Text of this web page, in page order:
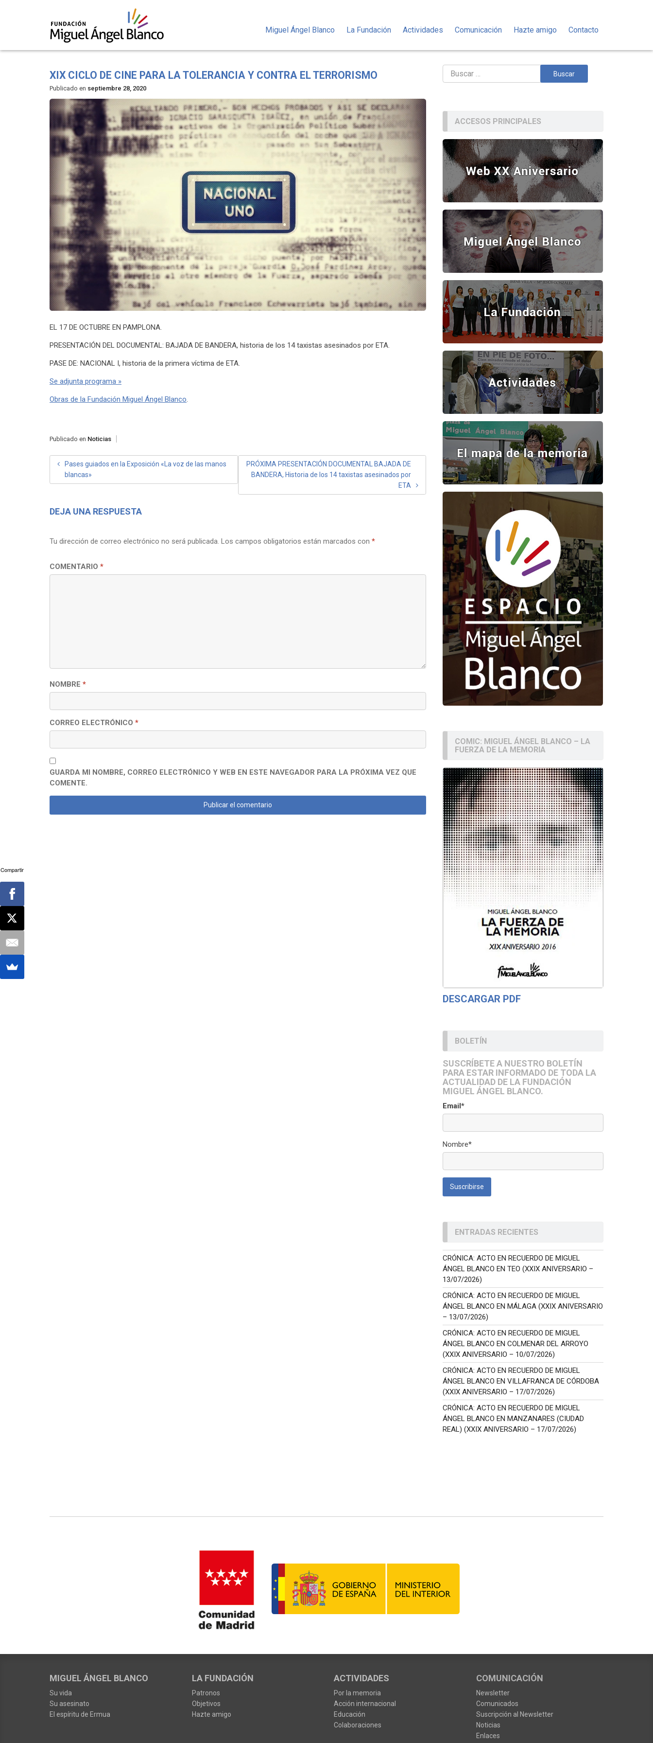
Miguel Ángel Blanco La Fundación Actividades Comunicación Hazte amigo Contacto
XIX CICLO DE CINE PARA LA TOLERANCIA Y CONTRA EL TERRORISMO
Publicado en septiembre 28, 2020
EL 17 DE OCTUBRE EN PAMPLONA.
PRESENTACIÓN DEL DOCUMENTAL: BAJADA DE BANDERA, historia de los 14 taxistas asesinados por ETA.
PASE DE: NACIONAL I, historia de la primera víctima de ETA.
Se adjunta programa »
Obras de la Fundación Miguel Ángel Blanco.
Publicado en Noticias
NAVEGACIÓN
DE
Pases guiados en la Exposición «La voz de las manos
blancas»
PRÓXIMA PRESENTACIÓN DOCUMENTAL BAJADA DE
BANDERA, Historia de los 14 taxistas asesinados por
ETA
DEJA UNA RESPUESTA
Tu dirección de correo electrónico no será publicada. Los campos obligatorios están marcados con *
COMENTARIO *
NOMBRE *
CORREO ELECTRÓNICO *
GUARDA MI NOMBRE, CORREO ELECTRÓNICO Y WEB EN ESTE NAVEGADOR PARA LA PRÓXIMA VEZ QUE
COMENTE.
Buscar:
ACCESOS PRINCIPALES
COMIC: MIGUEL ÁNGEL BLANCO – LA
FUERZA DE LA MEMORIA
DESCARGAR PDF
BOLETÍN
SUSCRÍBETE A NUESTRO BOLETÍN
PARA ESTAR INFORMADO DE TODA LA
ACTUALIDAD DE LA FUNDACIÓN
MIGUEL ÁNGEL BLANCO.
Email*
Nombre*
ENTRADAS RECIENTES
CRÓNICA: ACTO EN RECUERDO DE MIGUEL
ÁNGEL BLANCO EN TEO (XXIX ANIVERSARIO –
13/07/2026)
CRÓNICA: ACTO EN RECUERDO DE MIGUEL
ÁNGEL BLANCO EN MÁLAGA (XXIX ANIVERSARIO
– 13/07/2026)
CRÓNICA: ACTO EN RECUERDO DE MIGUEL
ÁNGEL BLANCO EN COLMENAR DEL ARROYO
(XXIX ANIVERSARIO – 10/07/2026)
CRÓNICA: ACTO EN RECUERDO DE MIGUEL
ÁNGEL BLANCO EN VILLAFRANCA DE CÓRDOBA
(XXIX ANIVERSARIO – 17/07/2026)
CRÓNICA: ACTO EN RECUERDO DE MIGUEL
ÁNGEL BLANCO EN MANZANARES (CIUDAD
REAL) (XXIX ANIVERSARIO – 17/07/2026)
MIGUEL ÁNGEL BLANCO
Su vida
Su asesinato
El espíritu de Ermua
LA FUNDACIÓN
Patronos
Objetivos
Hazte amigo
ACTIVIDADES
Por la memoria
Acción internacional
Educación
Colaboraciones
COMUNICACIÓN
Newsletter
Comunicados
Suscripción al Newsletter
Noticias
Enlaces
Compartir